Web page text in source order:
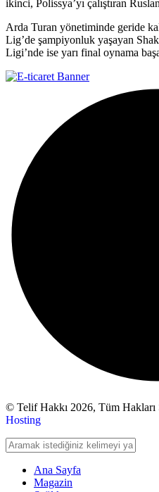
ikinci, Polissya’yı çalıştıran
Arda Turan yönetiminde geride
Lig’de şampiyonluk yaşayan
Ligi’nde ise yarı final oynama
© Telif Hakkı 2026, Tüm Hakları
Hosting
Ana Sayfa
Magazin